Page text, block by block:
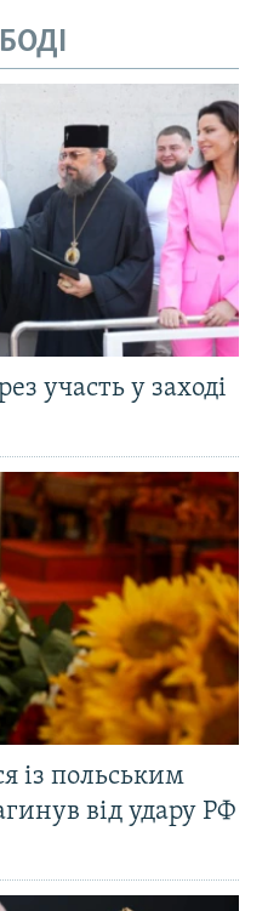
участь у заході
із польським
від удару РФ